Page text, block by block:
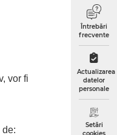
Întrebări
frecvente
Actualizarea
datelor
personale
Setări
vor fi